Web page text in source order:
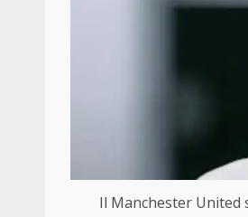
Il Manchester United